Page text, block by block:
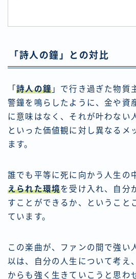
「詩人の鐘」との対比
「詩人の鐘 」で行き過ぎた物質
警鐘を鳴らしたように、金や資
に意味はなく、それが叶わない
といった価値観に対し異なるメ
ます。
誰でも平等に死に向かう人生の
えられた環境を受け入れ、 自分
すことができるか、ということ
ています。
この楽曲が、ファンの間で強い
以は、自分の人生について考え
からも強く生きていこうと思わ